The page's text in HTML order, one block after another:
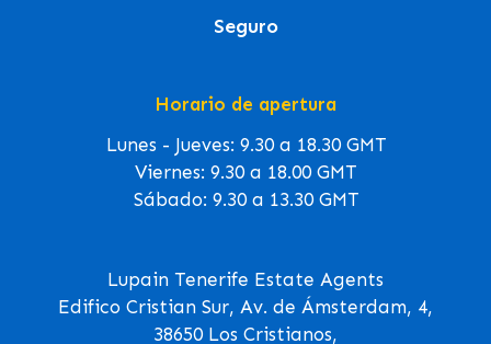
Seguro
Horario de apertura
Lunes - Jueves: 9.30 a 18.30 GMT
Viernes: 9.30 a 18.00 GMT
Sábado: 9.30 a 13.30 GMT
Lupain Tenerife Estate Agents
Edifico Cristian Sur, Av. de Ámsterdam, 4,
38650 Los Cristianos,